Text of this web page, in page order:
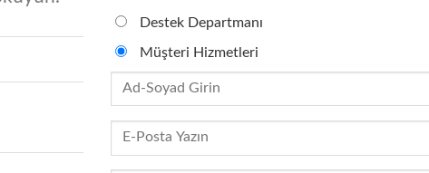
Destek Departmanı
Müşteri Hizmetleri